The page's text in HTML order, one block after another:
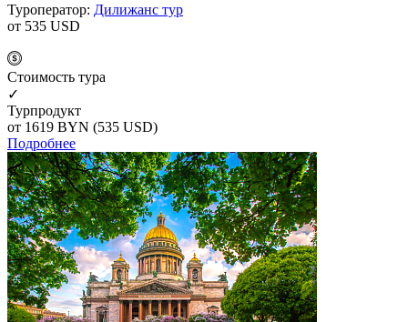
Туроператор: Дилижанс тур
от 535 USD
Cтоимость тура
✓
Турпродукт
от 1619 BYN (535 USD)
Подробнее